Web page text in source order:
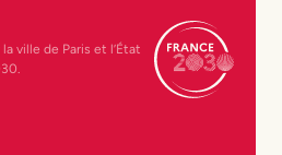
ville de Paris et l’État